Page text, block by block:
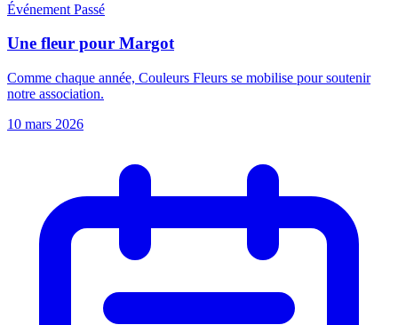
Événement Passé
Une fleur pour Margot
Comme chaque année, Couleurs Fleurs se mobilise pour soutenir
notre association.
10 mars 2026